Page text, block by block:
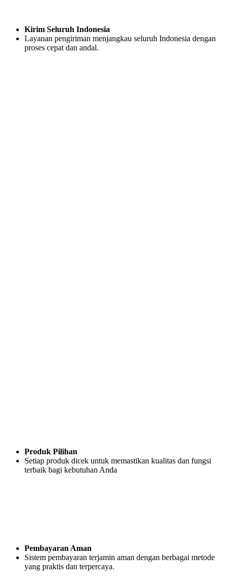
Kirim Seluruh Indonesia
Layanan pengiriman menjangkau seluruh Indonesia dengan
proses cepat dan andal.
Produk Pilihan
Setiap produk dicek untuk memastikan kualitas dan fungsi
terbaik bagi kebutuhan Anda
Pembayaran Aman
Sistem pembayaran terjamin aman dengan berbagai metode
yang praktis dan terpercaya.